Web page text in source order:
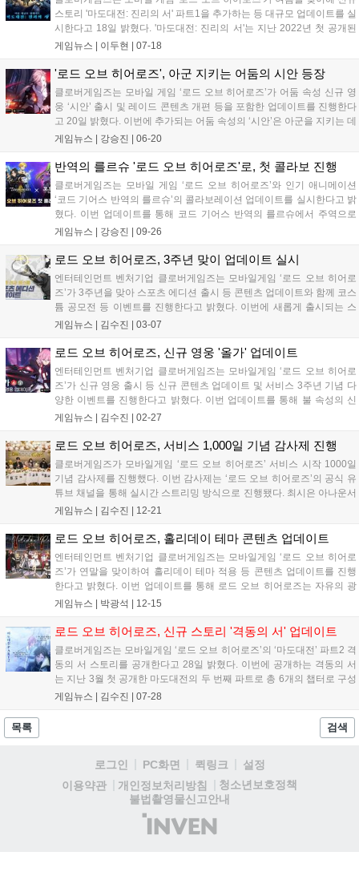
스토리 '마도대전: 진리의 서' 파트1을 추가하는 등 대규모 업데이트를 실
시한다고 18일 밝혔다. '마도대전: 진리의 서'는 지난 2022년 첫 공개된
콘텐츠 '마도대전'의 최종장이다. 메인 스토리의 50년 전 역사 속 이야기
게임뉴스 | 이두현 | 07-18
'로드 오브 히어로즈', 아군 지키는 어둠의 시안 등장
클로버게임즈는 모바일 게임 ‘로드 오브 히어로즈’가 어둠 속성 신규 영
웅 ‘시안’ 출시 및 레이드 콘텐츠 개편 등을 포함한 업데이트를 진행한다
고 20일 밝혔다. 이번에 추가되는 어둠 속성의 ‘시안’은 아군을 지키는 데
특화된 가디언형 영웅이다. 방어력 기반의 피해량 증가 스킬을 갖고 있
게임뉴스 | 강승진 | 06-20
반역의 를르슈 '로드 오브 히어로즈'로, 첫 콜라보 진행
클로버게임즈는 모바일 게임 ‘로드 오브 히어로즈’와 인기 애니메이션
‘코드 기어스 반역의 를르슈’의 콜라보레이션 업데이트를 실시한다고 밝
혔다. 이번 업데이트를 통해 코드 기어스 반역의 를르슈에서 주역으로
활약하는 3종의 캐릭터 ‘를르슈’, ‘스자쿠’, ‘C.C.’를 신규 영웅으로 만나
게임뉴스 | 강승진 | 09-26
로드 오브 히어로즈, 3주년 맞이 업데이트 실시
엔터테인먼트 벤처기업 클로버게임즈는 모바일게임 ‘로드 오브 히어로
즈’가 3주년을 맞아 스포츠 에디션 출시 등 콘텐츠 업데이트와 함께 코스
튬 공모전 등 이벤트를 진행한다고 밝혔다. 이번에 새롭게 출시되는 스
포츠 에디션 코스튬은 영웅 ‘즈라한’ 전용으로, 야구 유니폼 형태로 제작
큰 호응을 얻...
게임뉴스 | 김수진 | 03-07
로드 오브 히어로즈, 신규 영웅 '올가' 업데이트
엔터테인먼트 벤처기업 클로버게임즈는 모바일게임 ‘로드 오브 히어로
즈’가 신규 영웅 출시 등 신규 콘텐츠 업데이트 및 서비스 3주년 기념 다
양한 이벤트를 진행한다고 밝혔다. 이번 업데이트를 통해 불 속성의 신
규 영웅 ‘올가’가 추가됐다. 대륙 최고의 현상금 사냥꾼으로 그간 보여준
영웅으로 신...
게임뉴스 | 김수진 | 02-27
로드 오브 히어로즈, 서비스 1,000일 기념 감사제 진행
클로버게임즈가 모바일게임 ‘로드 오브 히어로즈’ 서비스 시작 1000일
기념 감사제를 진행했다. 이번 감사제는 ‘로드 오브 히어로즈’의 공식 유
튜브 채널을 통해 실시간 스트리밍 방식으로 진행됐다. 최시은 아나운서
와 ‘미하일’역의 박요한 성우, ‘요한’역의 김민주 성우가 출연해 개발진과
예...
게임뉴스 | 김수진 | 12-21
로드 오브 히어로즈, 홀리데이 테마 콘텐츠 업데이트
엔터테인먼트 벤처기업 클로버게임즈는 모바일게임 ‘로드 오브 히어로
즈’가 연말을 맞이하여 홀리데이 테마 적용 등 콘텐츠 업데이트를 진행
한다고 밝혔다. 이번 업데이트를 통해 로드 오브 히어로즈는 자유의 광
장을 홀리데이 파티 테마로 꾸며 이용자들이 게임에서도 연말 분위기를
성의 신규 영웅 ‘...
게임뉴스 | 박광석 | 12-15
로드 오브 히어로즈, 신규 스토리 '격동의 서' 업데이트
클로버게임즈는 모바일게임 ‘로드 오브 히어로즈’의 ‘마도대전’ 파트2 격
동의 서 스토리를 공개한다고 28일 밝혔다. 이번에 공개하는 격동의 서
는 지난 3월 첫 공개한 마도대전의 두 번째 파트로 총 6개의 챕터로 구성
되었다. 클로버게임즈는 28일부터 3주간 매주 목요일마다 새로운 스토
게임뉴스 | 김수진 | 07-28
목록 검색
로그인 PC화면 퀵링크
설정
이용약관
개인정보처리방침
청소년보호정책
불법촬영물신고안내
(주)
인